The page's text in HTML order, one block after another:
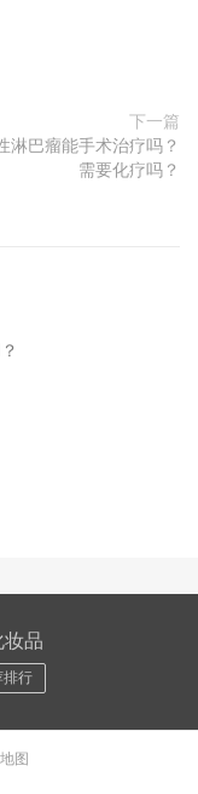
下一篇
淋巴瘤能手术治疗吗？
需要化疗吗？
妆品
排行
图